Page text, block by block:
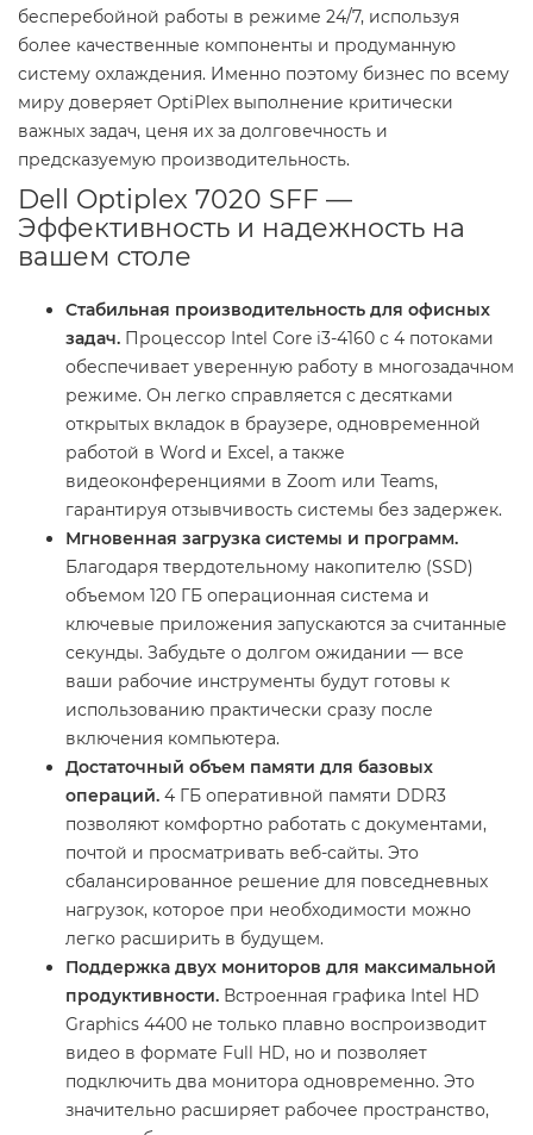
бесперебойной работы в режиме 24/7, используя
более качественные компоненты и продуманную
систему охлаждения. Именно поэтому бизнес по всему
миру доверяет OptiPlex выполнение критически
важных задач, ценя их за долговечность и
предсказуемую производительность.
Dell Optiplex 7020 SFF —
Эффективность и надежность на
вашем столе
Стабильная производительность для офисных
задач. Процессор Intel Core i3-4160 с 4 потоками
обеспечивает уверенную работу в многозадачном
режиме. Он легко справляется с десятками
открытых вкладок в браузере, одновременной
работой в Word и Excel, а также
видеоконференциями в Zoom или Teams,
гарантируя отзывчивость системы без задержек.
Мгновенная загрузка системы и программ.
Благодаря твердотельному накопителю (SSD)
объемом 120 ГБ операционная система и
ключевые приложения запускаются за считанные
секунды. Забудьте о долгом ожидании — все
ваши рабочие инструменты будут готовы к
использованию практически сразу после
включения компьютера.
Достаточный объем памяти для базовых
операций. 4 ГБ оперативной памяти DDR3
позволяют комфортно работать с документами,
почтой и просматривать веб-сайты. Это
сбалансированное решение для повседневных
нагрузок, которое при необходимости можно
легко расширить в будущем.
Поддержка двух мониторов для максимальной
продуктивности. Встроенная графика Intel HD
Graphics 4400 не только плавно воспроизводит
видео в формате Full HD, но и позволяет
подключить два монитора одновременно. Это
значительно расширяет рабочее пространство,